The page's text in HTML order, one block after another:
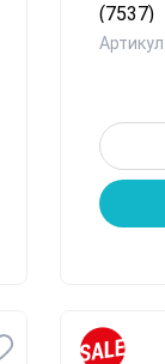
(7537)